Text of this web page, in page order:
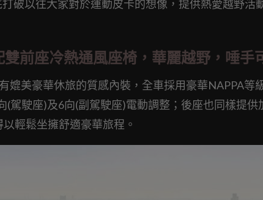
破以往大家對於運動皮卡的想像，提供熱愛越野活
雙前座冷熱通風座椅，華麗越野，唾手
媲美豪華休旅的質感內裝，全車採用豪華NAPPA等
駕駛座)及6向(副駕駛座)電動調整；後座也同樣提供
輕鬆坐擁舒適豪華旅程。